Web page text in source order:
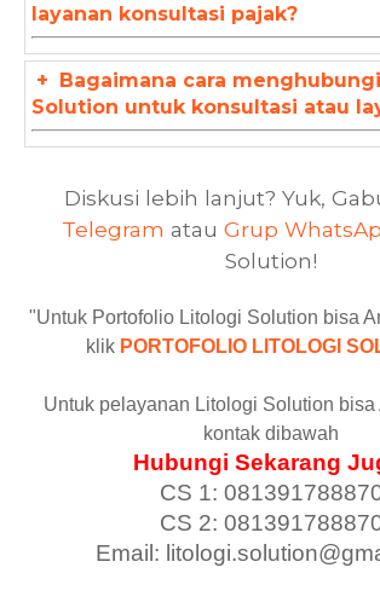
layanan konsultasi pajak?
+ Bagaimana cara
Solution untuk konsultasi atau
Diskusi lebih lanjut? Yuk,
Telegram atau Grup
Solution!
"Untuk Portofolio Litologi Solution bisa
klik PORTOFOLIO LITOLOGI
Untuk pelayanan Litologi Solution bisa
kontak dibawah
Hubungi Sekarang
CS 1:
CS 2:
Email: